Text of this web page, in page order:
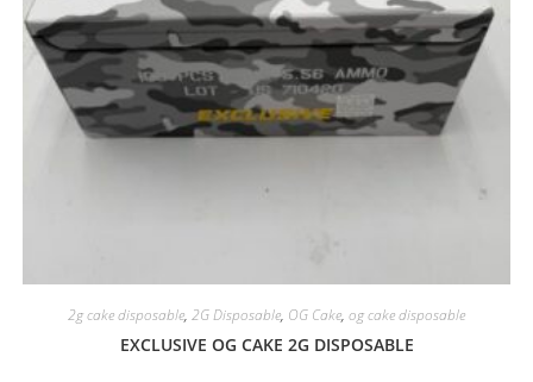
2g cake disposable, 2G Disposable, OG Cake, og cake disposable
EXCLUSIVE OG CAKE 2G DISPOSABLE